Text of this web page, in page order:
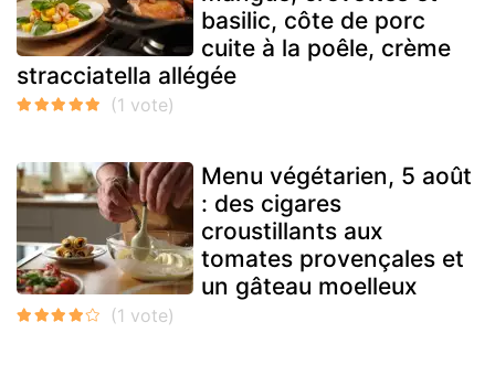
basilic, côte de porc
cuite à la poêle, crème
stracciatella allégée
Menu végétarien, 5 août
: des cigares
croustillants aux
tomates provençales et
un gâteau moelleux